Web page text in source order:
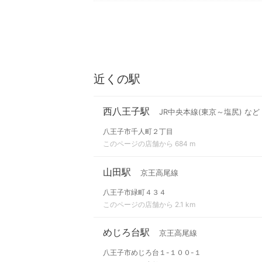
近くの駅
西八王子駅 JR中央本線(東京～塩尻) など
八王子市千人町２丁目
このページの店舗から 684 m
山田駅 京王高尾線
八王子市緑町４３４
このページの店舗から 2.1 km
めじろ台駅 京王高尾線
八王子市めじろ台１-１００-１